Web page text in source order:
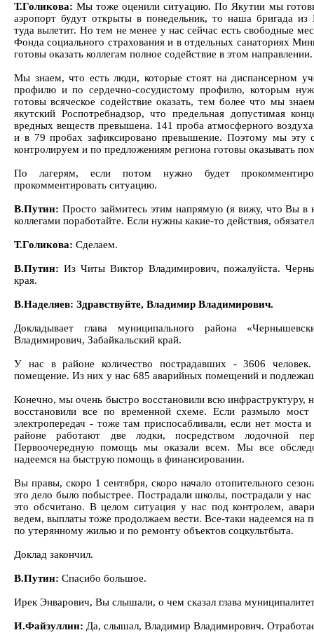
Т.Голикова:Мы тоже оценили ситуацию. По Якутии мы
аэропорт будут открыты в понедельник, то наша бригада из
туда вылетит. Но тем не менее у нас сейчас есть свободные
Фонда социального страхования и в отдельных санаториях
готовы оказать коллегам полное содействие в этом направлении.
Мы знаем, что есть люди, которые стоят на диспансерном
профилю и по сердечно-сосудистому профилю, которым
готовы всяческое содействие оказать, тем более что мы
якутский Роспотребнадзор, что предельная допустимая
вредных веществ превышена. 141 проба атмосферного воздуха
и в 79 пробах зафиксировано превышение. Поэтому мы эту
контролируем и по предложениям региона готовы оказывать
По лагерям, если потом нужно будет
прокомментировать ситуацию.
В.Путин: Просто займитесь этим напрямую (я вижу, что Вы в
коллегами поработайте. Если нужны какие-то действия,
Т.Голикова: Сделаем.
В.Путин: Из Читы Виктор Владимирович, пожалуйста.
края.
В.Наделяев: Здравствуйте, Владимир Владимирович.
Докладывает глава муниципального района
Владимирович, Забайкальский край.
У нас в районе количество пострадавших - 3606
помещение. Из них у нас 685 аварийных помещений и
Конечно, мы очень быстро восстановили всю
восстановили все по временной схеме. Если размыло
электропередач - тоже там приспосабливали, если нет моста
районе работают две лодки, посредством лодочной
Первоочередную помощь мы оказали всем. Мы все
надеемся на быструю помощь в финансировании.
Вы правы, скоро 1 сентября, скоро начало отопительного
это дело было побыстрее. Пострадали школы, пострадали у
это обсчитано. В целом ситуация у нас под контролем,
ведем, выплаты тоже продолжаем вести. Все-таки надеемся на
по утерянному жилью и по ремонту объектов соцкультбыта.
Доклад закончил.
В.Путин: Спасибо большое.
Ирек Энварович, Вы слышали, о чем сказал глава
И.Файзуллин: Да, слышал, Владимир Владимирович.